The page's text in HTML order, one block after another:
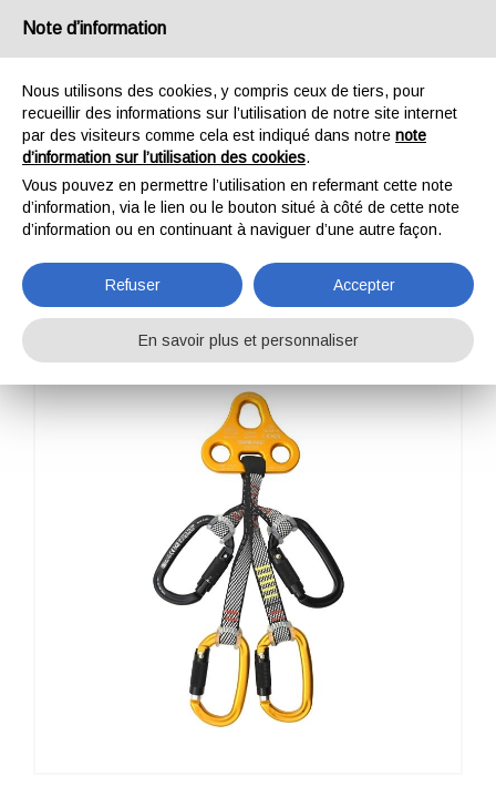
CIAPIN FAST
Note d’information
Nous utilisons des cookies, y compris ceux de tiers, pour
recueillir des informations sur l’utilisation de notre site internet
par des visiteurs comme cela est indiqué dans notre note
d’information sur l’utilisation des cookies.
Vous pouvez en permettre l’utilisation en refermant cette note
d’information, via le lien ou le bouton situé à côté de cette note
d’information ou en continuant à naviguer d’une autre façon.
Refuser Accepter
En savoir plus et personnaliser